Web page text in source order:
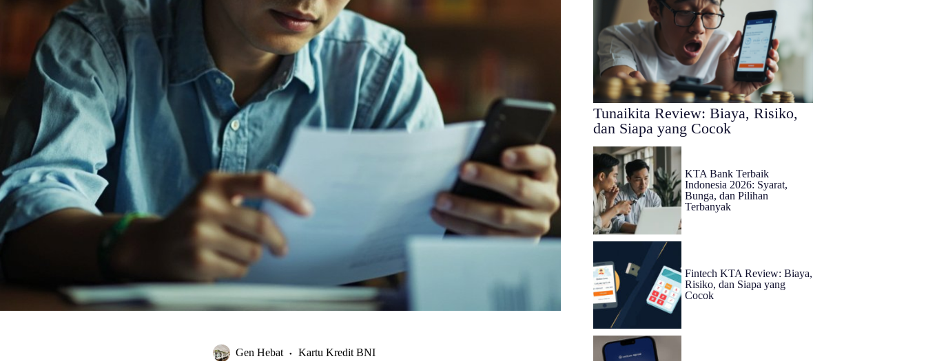
Gen Hebat Kartu Kredit BNI
Tunaikita Review: Biaya, Risiko,
dan Siapa yang Cocok
KTA Bank Terbaik
Indonesia 2026: Syarat,
Bunga, dan Pilihan
Terbanyak
Fintech KTA Review: Biaya,
Risiko, dan Siapa yang
Cocok